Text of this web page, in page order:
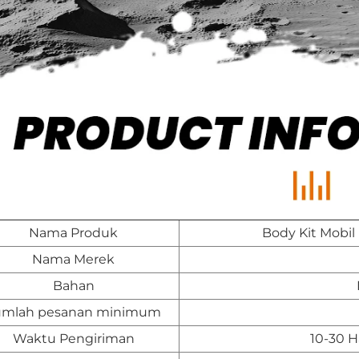
Nama Produk
Body Kit Mobil
Nama Merek
Bahan
pesanan minimum
Waktu Pengiriman
10-30